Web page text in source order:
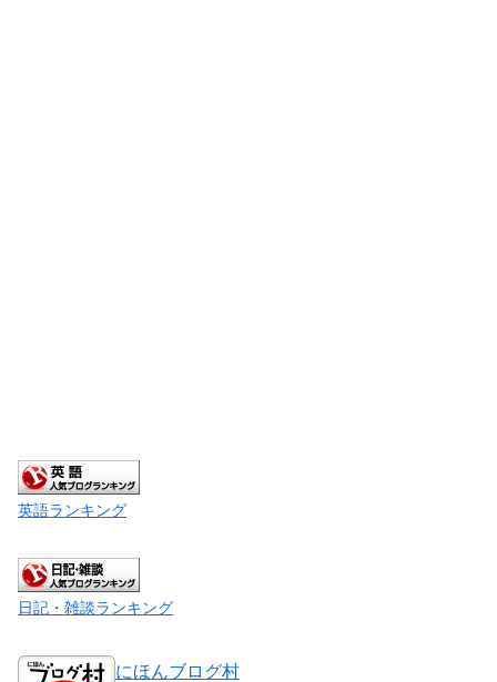
英語ランキング
日記・雑談ランキング
にほんブログ村